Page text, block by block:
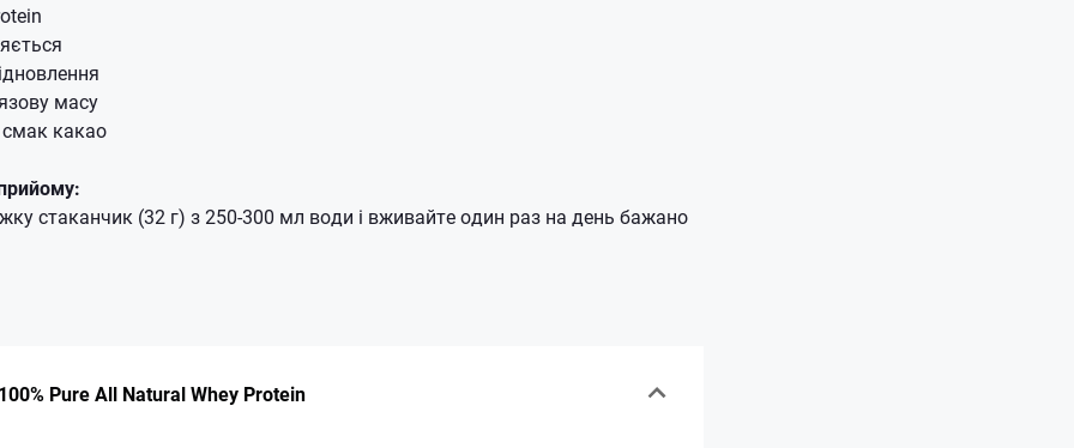
масу
какао
стаканчик (32 г) з 250-300 мл води і вживайте один раз на день бажано
Pure All Natural Whey Protein